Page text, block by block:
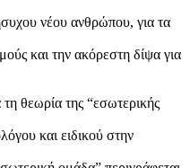
νέου ανθρώπου, για τα
και την ακόρεστη δίψα για
θεωρία της “εσωτερικής
και ειδικού στην